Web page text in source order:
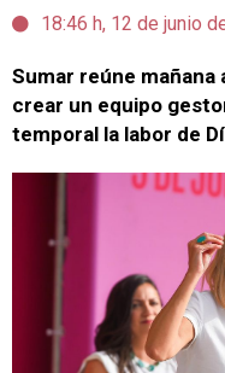
18:46 h, 12 de junio
Sumar reúne
crear un equipo
temporal la labor de